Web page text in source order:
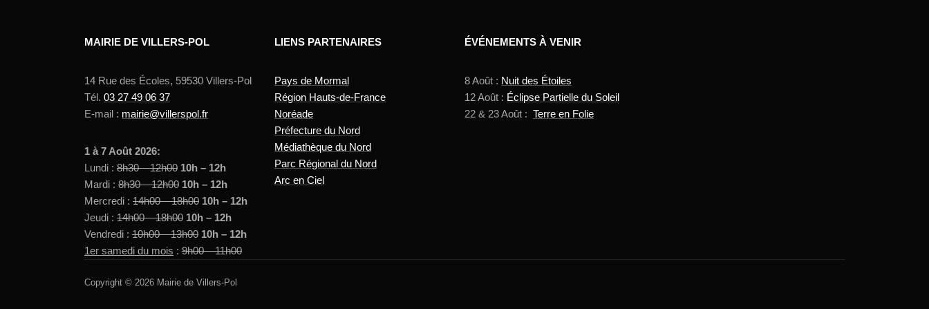
MAIRIE DE VILLERS-POL
14 Rue des Écoles, 59530 Villers-Pol
Tél. 03 27 49 06 37
E-mail : mairie@villerspol.fr
1 à 7 Août 2026:
Lundi : 8h30 – 12h00 10h – 12h
Mardi : 8h30 – 12h00 10h – 12h
Mercredi : 14h00 – 18h00 10h – 12h
Jeudi : 14h00 – 18h00 10h – 12h
Vendredi : 10h00 – 13h00 10h – 12h
1er samedi du mois : 9h00 – 11h00
LIENS PARTENAIRES
Pays de Mormal
Région Hauts-de-France
Noréade
Préfecture du Nord
Médiathèque du Nord
Parc Régional du Nord
Arc en Ciel
ÉVÉNEMENTS À VENIR
8 Août : Nuit des Étoiles
12 Août : Éclipse Partielle du Soleil
22 & 23 Août : Terre en Folie
Copyright © 2026 Mairie de Villers-Pol